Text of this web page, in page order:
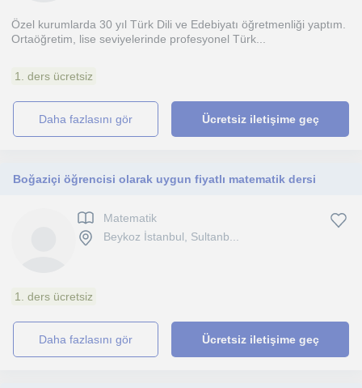
Özel kurumlarda 30 yıl Türk Dili ve Edebiyatı öğretmenliği yaptım.
Ortaöğretim, lise seviyelerinde profesyonel Türk...
1. ders ücretsiz
daha fazlasını gör Ücretsiz iletişime geç
Boğaziçi öğrencisi olarak uygun fiyatlı matematik dersi
Matematik
Beykoz İstanbul, Sultanb...
1. ders ücretsiz
daha fazlasını gör Ücretsiz iletişime geç